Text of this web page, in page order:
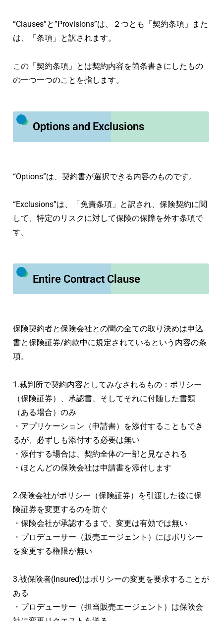
“Clauses”と”Provisions”は、２つとも「契約条項」また
は、「条項」と訳されます。
この「契約条項」とは契約内容を箇条書きにしたもの
の一つ一つのことを指します。
Options and Exclusions
“Options”は、契約書が選択できる内容のものです。
“Exclusions”は、「免責条項」と訳され、保険契約に関
して、特定のリスクに対して保険の保障を外す条項で
す。
Entire Contract Clause
保険契約者と保険会社との間の全ての取り決めは申込
書と保険証券/約款中に規定されているという内容の条
項。
1.裁判所で契約内容としてみなされるもの：ポリシー
（保険証券）、承認書、そしてそれに付随した書類
（ある場合）のみ
・アプリケーション（申請書）を添付することもでき
るが、必ずしも添付する必要は無い
・添付する場合は、契約全体の一部と見なされる
・ほとんどの保険会社は申請書を添付します
2.保険会社がポリシー（保険証券）を引渡した後に保
険証券を変更するのを防ぐ
・保険会社が承認するまで、変更は有効では無い
・プロデューサー（販売エージェント）にはポリシー
を変更する権限が無い
3.被保険者(Insured)はポリシーの変更を要求することが
ある
・プロデューサー（担当販売エージェント）は保険会